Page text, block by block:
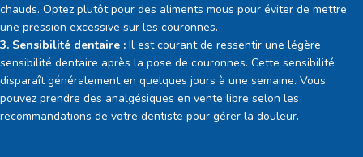
chauds. Optez plutôt pour des aliments mous pour éviter de mettre
une pression excessive sur les couronnes.
3. Sensibilité dentaire : Il est courant de ressentir une légère
sensibilité dentaire après la pose de couronnes. Cette sensibilité
disparaît généralement en quelques jours à une semaine. Vous
pouvez prendre des analgésiques en vente libre selon les
recommandations de votre dentiste pour gérer la douleur.